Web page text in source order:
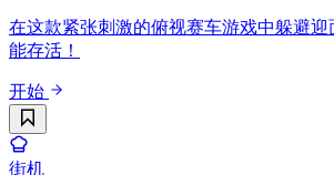
在这款紧张刺激的俯视赛车游戏中躲避
能存活！
开始
街机